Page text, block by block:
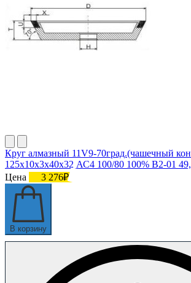
Круг алмазный 11V9-70град.(чашечный
125х10х3х40х32 АС4 100/80 100% В2-01
Цена
3 276₽
В корзину